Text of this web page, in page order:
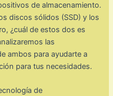
de almacenamiento.
discos sólidos (SSD) y los
¿cuál de estos dos es
las
ambos para ayudarte a
para tus necesidades.
de